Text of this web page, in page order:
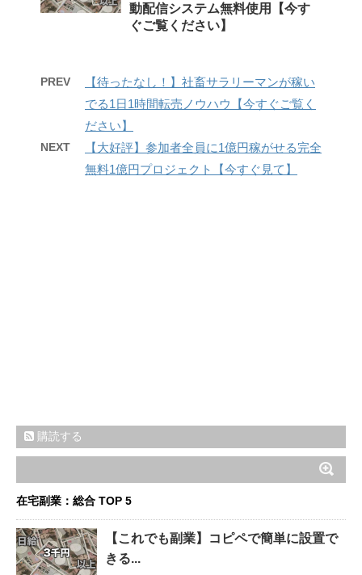
動配信システム無料使用【今す
ぐご覧ください】
PREV
【待ったなし！】社畜サラリーマンが稼い
でる1日1時間転売ノウハウ【今すぐご覧く
ださい】
NEXT
【大好評】参加者全員に1億円稼がせる完全
無料1億円プロジェクト【今すぐ見て】
購読する
在宅副業：総合 TOP 5
【これでも副業】コピペで簡単に設置で
きる...